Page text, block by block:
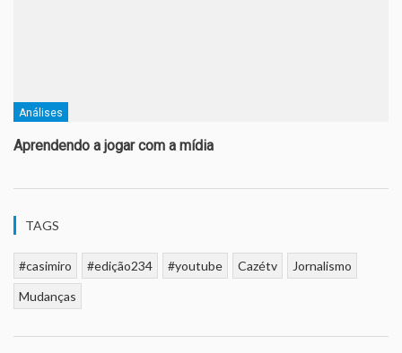
Análises
Aprendendo a jogar com a mídia
TAGS
#casimiro #edição234 #youtube Cazétv
Jornalismo
Mudanças